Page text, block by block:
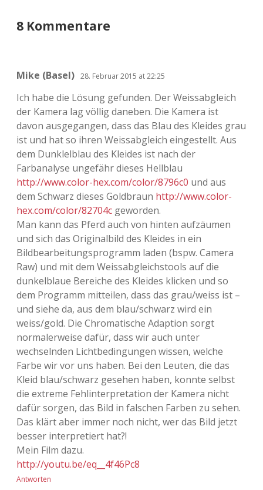
8 Kommentare
Mike (Basel) 28. Februar 2015 at 22:25
Ich habe die Lösung gefunden. Der Weissabgleich
der Kamera lag völlig daneben. Die Kamera ist
davon ausgegangen, dass das Blau des Kleides grau
ist und hat so ihren Weissabgleich eingestellt. Aus
dem Dunklelblau des Kleides ist nach der
Farbanalyse ungefähr dieses Hellblau
http://www.color-hex.com/color/8796c0 und aus
dem Schwarz dieses Goldbraun http://www.color-
hex.com/color/82704c geworden.
Man kann das Pferd auch von hinten aufzäumen
und sich das Originalbild des Kleides in ein
Bildbearbeitungsprogramm laden (bspw. Camera
Raw) und mit dem Weissabgleichstools auf die
dunkelblaue Bereiche des Kleides klicken und so
dem Programm mitteilen, dass das grau/weiss ist –
und siehe da, aus dem blau/schwarz wird ein
weiss/gold. Die Chromatische Adaption sorgt
normalerweise dafür, dass wir auch unter
wechselnden Lichtbedingungen wissen, welche
Farbe wir vor uns haben. Bei den Leuten, die das
Kleid blau/schwarz gesehen haben, konnte selbst
die extreme Fehlinterpretation der Kamera nicht
dafür sorgen, das Bild in falschen Farben zu sehen.
Das klärt aber immer noch nicht, wer das Bild jetzt
besser interpretiert hat?!
Mein Film dazu.
http://youtu.be/eq__4f46Pc8
Antworten